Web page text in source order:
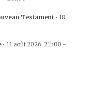
Testament • 18
• 11 août 2026 21h00 -